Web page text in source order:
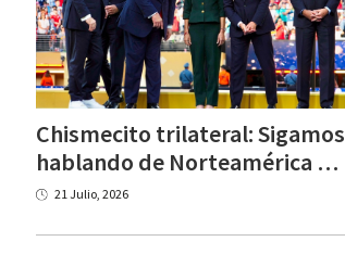
Chismecito trilateral: Sigamos
hablando de Norteamérica después del Mundial
21 Julio, 2026